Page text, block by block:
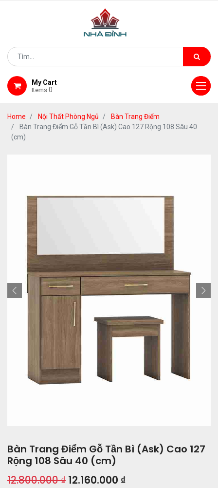
My Cart
Items 0
Home Nội Thất Phòng Ngủ
Bàn Trang Điểm
Bàn Trang Điểm Gỗ Tần Bì (Ask) Cao 127 Rộng 108 Sâu 40
(cm)
Bàn Trang Điểm Gỗ Tần Bì (Ask) Cao 127
Rộng 108 Sâu 40 (cm)
12.800.000₫ 12.160.000 ₫